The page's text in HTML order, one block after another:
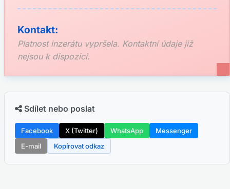
Kontakt:
Platnost inzerátu vypršela. Kontaktní údaje již
nejsou k dispozici.
Sdílet nebo poslat
Facebook X (Twitter) WhatsApp
Messenger
E-mail
Kopírovat odkaz